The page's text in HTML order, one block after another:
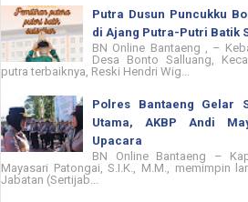
Putra Dusun Puncukku
di Ajang Putra-Putri Batik
BN Online Bantaeng , –
Desa Bonto Salluang,
putra terbaiknya, Reski Hendri Wig...
Polres Bantaeng Gelar
Utama, AKBP Andi
Upacara
BN Online Bantaeng –
Mayasari Patongai, S.I.K., M.M., memimpin
Jabatan (Sertijab...